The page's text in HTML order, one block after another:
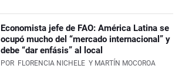
Economista jefe de FAO: América Latina se
ocupó mucho del “mercado internacional” y
debe “dar enfásis” al local
POR FLORENCIA NICHELE Y MARTÍN MOCOROA